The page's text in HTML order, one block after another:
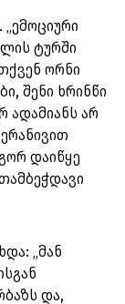
ტურში
ორნი
შენი ხრინწი
ადამიანს არ
დაიწყე
„მან
და,